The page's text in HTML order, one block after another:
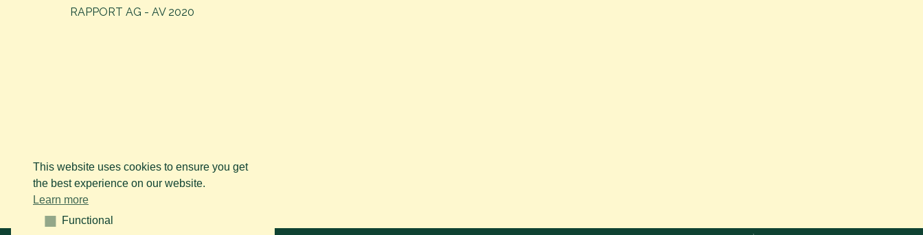
RAPPORT AG - AV 2020
This website uses cookies to ensure you get
the best experience on our website.
Learn more
Functional
Functional